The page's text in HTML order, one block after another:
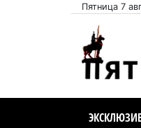
Пятница 7